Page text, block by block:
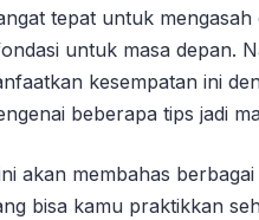
tepat untuk
untuk masa depan.
kesempatan ini
beberapa tips jadi
akan membahas
bisa kamu praktikkan